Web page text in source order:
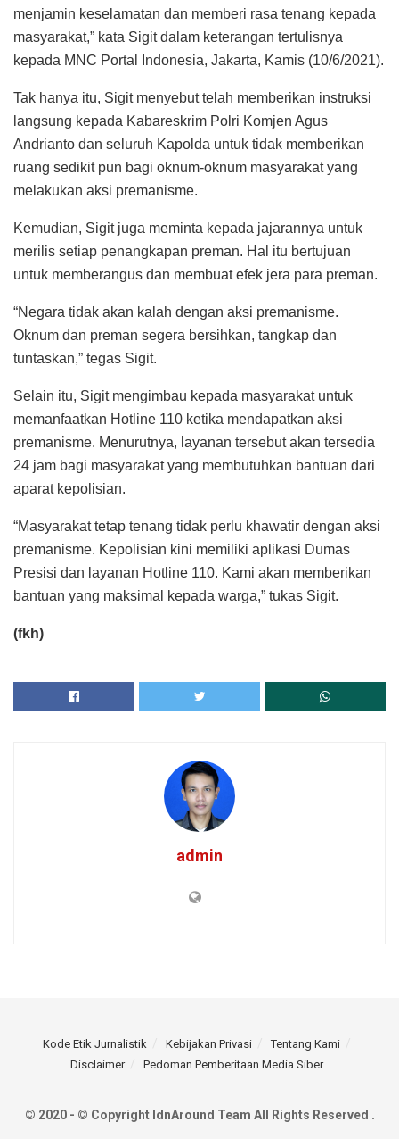
menjamin keselamatan dan memberi rasa tenang kepada
masyarakat,” kata Sigit dalam keterangan tertulisnya
kepada MNC Portal Indonesia, Jakarta, Kamis (10/6/2021).
Tak hanya itu, Sigit menyebut telah memberikan instruksi
langsung kepada Kabareskrim Polri Komjen Agus
Andrianto dan seluruh Kapolda untuk tidak memberikan
ruang sedikit pun bagi oknum-oknum masyarakat yang
melakukan aksi premanisme.
Kemudian, Sigit juga meminta kepada jajarannya untuk
merilis setiap penangkapan preman. Hal itu bertujuan
untuk memberangus dan membuat efek jera para preman.
“Negara tidak akan kalah dengan aksi premanisme.
Oknum dan preman segera bersihkan, tangkap dan
tuntaskan,” tegas Sigit.
Selain itu, Sigit mengimbau kepada masyarakat untuk
memanfaatkan Hotline 110 ketika mendapatkan aksi
premanisme. Menurutnya, layanan tersebut akan tersedia
24 jam bagi masyarakat yang membutuhkan bantuan dari
aparat kepolisian.
“Masyarakat tetap tenang tidak perlu khawatir dengan aksi
premanisme. Kepolisian kini memiliki aplikasi Dumas
Presisi dan layanan Hotline 110. Kami akan memberikan
bantuan yang maksimal kepada warga,” tukas Sigit.
(fkh)
admin
Kode Etik Jurnalistik Kebijakan Privasi
Tentang Kami
Disclaimer
Pedoman Pemberitaan Media Siber
© 2020 - © Copyright IdnAround Team All Rights Reserved .